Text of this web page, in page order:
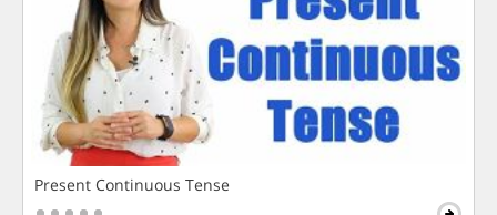
Present Continuous Tense